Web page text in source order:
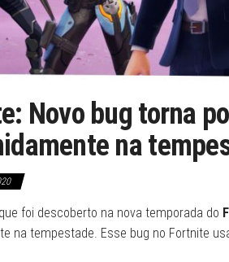
Novo bug torna
na
foi descoberto na nova temporada do
na tempestade. Esse bug no Fortnite